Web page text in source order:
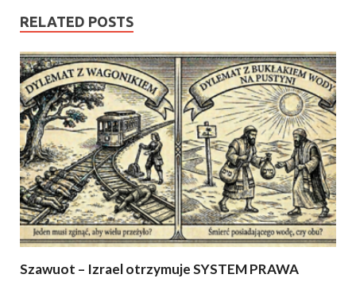
RELATED POSTS
Szawuot – Izrael otrzymuje SYSTEM PRAWA